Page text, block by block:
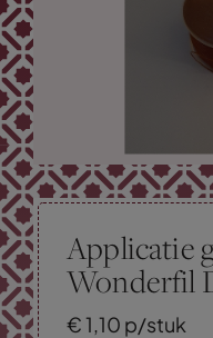
Applicatie
Wonderfil
€1,10 p/stuk